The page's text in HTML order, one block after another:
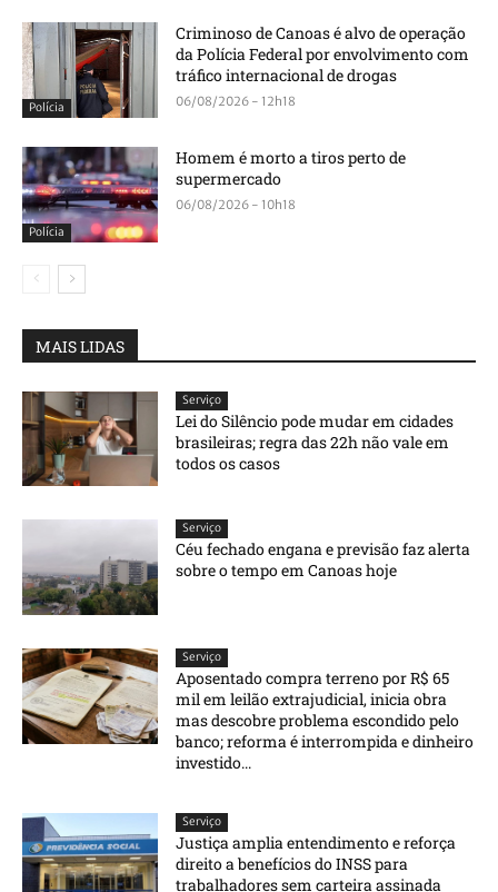
Polícia
Criminoso de Canoas é alvo de operação
da Polícia Federal por envolvimento com
tráfico internacional de drogas
06/08/2026 - 12h18
Polícia
Homem é morto a tiros perto de
supermercado
06/08/2026 - 10h18
MAIS LIDAS
Serviço
Lei do Silêncio pode mudar em cidades
brasileiras; regra das 22h não vale em
todos os casos
Serviço
Céu fechado engana e previsão faz alerta
sobre o tempo em Canoas hoje
Serviço
Aposentado compra terreno por R$ 65
mil em leilão extrajudicial, inicia obra
mas descobre problema escondido pelo
banco; reforma é interrompida e dinheiro
investido...
Serviço
Justiça amplia entendimento e reforça
direito a benefícios do INSS para
trabalhadores sem carteira assinada